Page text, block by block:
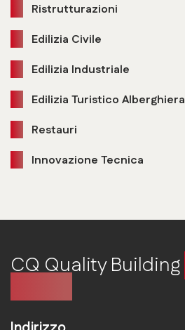
Ristrutturazioni
Edilizia Civile
Edilizia Industriale
Edilizia Turistico Alberghiera
Restauri
Innovazione Tecnica
CQ Quality Building